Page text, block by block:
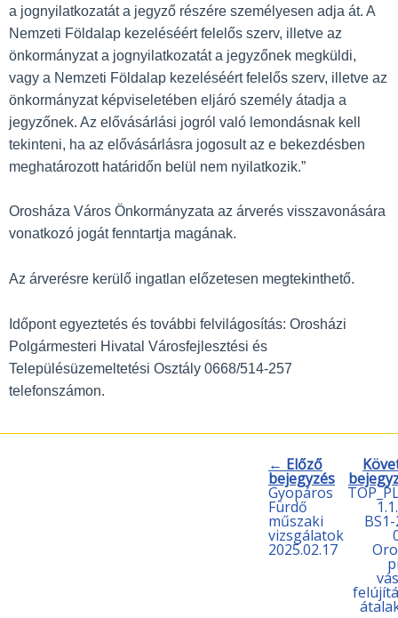
a jognyilatkozatát a jegyző részére személyesen adja át. A
Nemzeti Földalap kezeléséért felelős szerv, illetve az
önkormányzat a jognyilatkozatát a jegyzőnek megküldi,
vagy a Nemzeti Földalap kezeléséért felelős szerv, illetve az
önkormányzat képviseletében eljáró személy átadja a
jegyzőnek. Az elővásárlási jogról való lemondásnak kell
tekinteni, ha az elővásárlásra jogosult az e bekezdésben
meghatározott határidőn belül nem nyilatkozik.”
Orosháza Város Önkormányzata az árverés visszavonására
vonatkozó jogát fenntartja magának.
Az árverésre kerülő ingatlan előzetesen megtekinthető.
Időpont egyeztetés és további felvilágosítás: Orosházi
Polgármesteri Hivatal Városfejlesztési és
Településüzemeltetési Osztály 0668/514-257
telefonszámon.
← Előző
bejegyzés
Gyopáros
Fürdő
műszaki
vizsgálatok
2025.02.17